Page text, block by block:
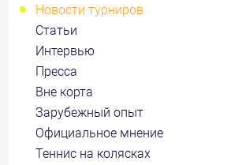
Новости турниров
Статьи
Интервью
Пресса
Вне корта
Зарубежный опыт
Официальное мнение
Теннис на колясках